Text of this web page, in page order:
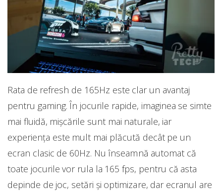
Rata de refresh de 165Hz este clar un avantaj
pentru gaming. În jocurile rapide, imaginea se simte
mai fluidă, mișcările sunt mai naturale, iar
experiența este mult mai plăcută decât pe un
ecran clasic de 60Hz. Nu înseamnă automat că
toate jocurile vor rula la 165 fps, pentru că asta
depinde de joc, setări și optimizare, dar ecranul are